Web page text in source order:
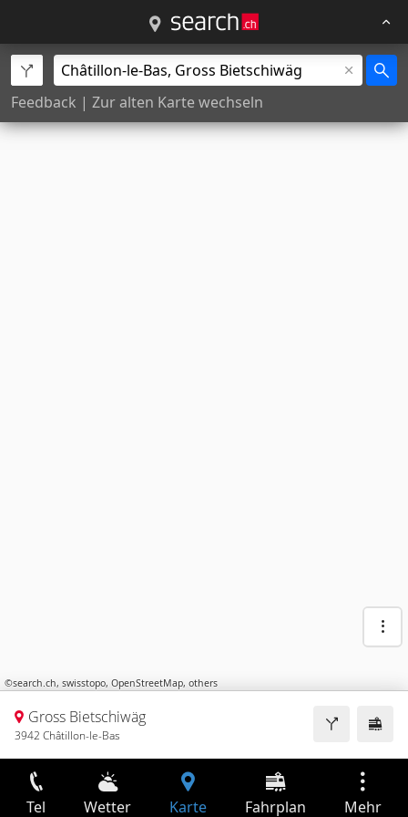
Feedback | Zur alten Karte wechseln
©search.ch, swisstopo, OpenStreetMap, others
Gross Bietschiwäg
3942 Châtillon-le-Bas
Tel Wetter Karte Fahrplan Mehr